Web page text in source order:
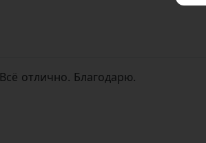
Всё отлично. Благодарю.